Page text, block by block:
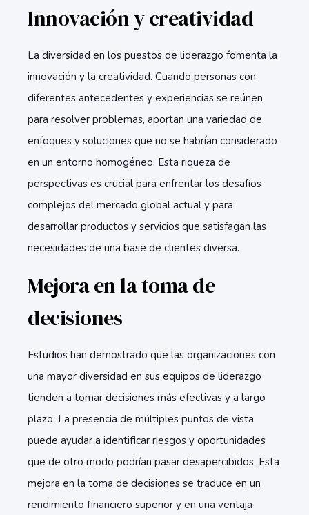
Innovación y creatividad
La diversidad en los puestos de liderazgo fomenta la
innovación y la creatividad. Cuando personas con
diferentes antecedentes y experiencias se reúnen
para resolver problemas, aportan una variedad de
enfoques y soluciones que no se habrían considerado
en un entorno homogéneo. Esta riqueza de
perspectivas es crucial para enfrentar los desafíos
complejos del mercado global actual y para
desarrollar productos y servicios que satisfagan las
necesidades de una base de clientes diversa.
Mejora en la toma de
decisiones
Estudios han demostrado que las organizaciones con
una mayor diversidad en sus equipos de liderazgo
tienden a tomar decisiones más efectivas y a largo
plazo. La presencia de múltiples puntos de vista
puede ayudar a identificar riesgos y oportunidades
que de otro modo podrían pasar desapercibidos. Esta
mejora en la toma de decisiones se traduce en un
rendimiento financiero superior y en una ventaja